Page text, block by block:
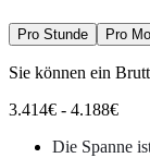
Pro Stunde Pro
Sie können ein
3.414€ - 4.188€
Die Spanne